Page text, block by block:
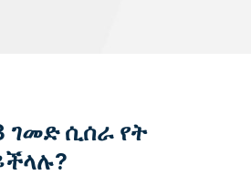
ገመድ ሲሰራ የት